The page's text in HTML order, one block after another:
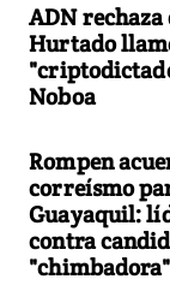
ADN rechaza
Hurtado
Noboa
Rompen
correísmo
Guayaquil:
contra
"chimbadora"